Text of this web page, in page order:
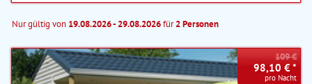
Nur gültig von 19.08.2026 - 29.08.2026für2 Personen
109 €
98,10 € *
pro Nacht